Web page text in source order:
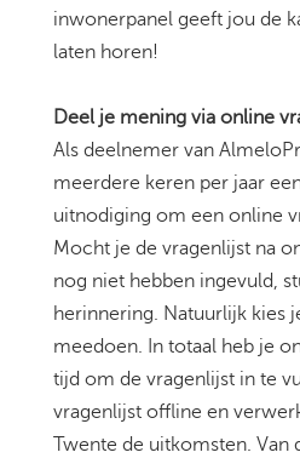
inwonerpanel geeft jou de
laten horen!
Deel je mening via online
Als deelnemer van
meerdere keren per jaar
uitnodiging om een online
Mocht je de vragenlijst na
nog niet hebben ingevuld,
herinnering. Natuurlijk kies
meedoen. In totaal heb je
tijd om de vragenlijst in te
vragenlijst offline en
Twente de uitkomsten.